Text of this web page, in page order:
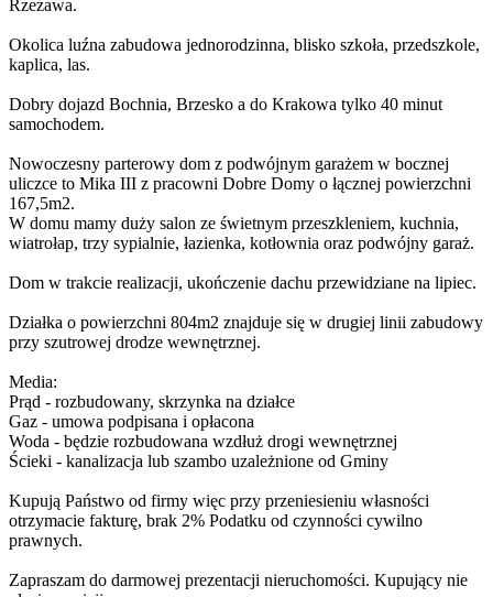
Rzezawa.
Okolica luźna zabudowa jednorodzinna, blisko szkoła, przedszkole,
kaplica, las.
Dobry dojazd Bochnia, Brzesko a do Krakowa tylko 40 minut
samochodem.
Nowoczesny parterowy dom z podwójnym garażem w bocznej
uliczce to Mika III z pracowni Dobre Domy o łącznej powierzchni
167,5m2.
W domu mamy duży salon ze świetnym przeszkleniem, kuchnia,
wiatrołap, trzy sypialnie, łazienka, kotłownia oraz podwójny garaż.
Dom w trakcie realizacji, ukończenie dachu przewidziane na lipiec.
Działka o powierzchni 804m2 znajduje się w drugiej linii zabudowy
przy szutrowej drodze wewnętrznej.
Media:
Prąd - rozbudowany, skrzynka na działce
Gaz - umowa podpisana i opłacona
Woda - będzie rozbudowana wzdłuż drogi wewnętrznej
Ścieki - kanalizacja lub szambo uzależnione od Gminy
Kupują Państwo od firmy więc przy przeniesieniu własności
otrzymacie fakturę, brak 2% Podatku od czynności cywilno
prawnych.
Zapraszam do darmowej prezentacji nieruchomości. Kupujący nie